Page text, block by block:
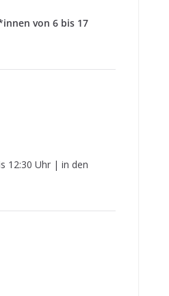
von 6 bis 17
12:30 Uhr | in den